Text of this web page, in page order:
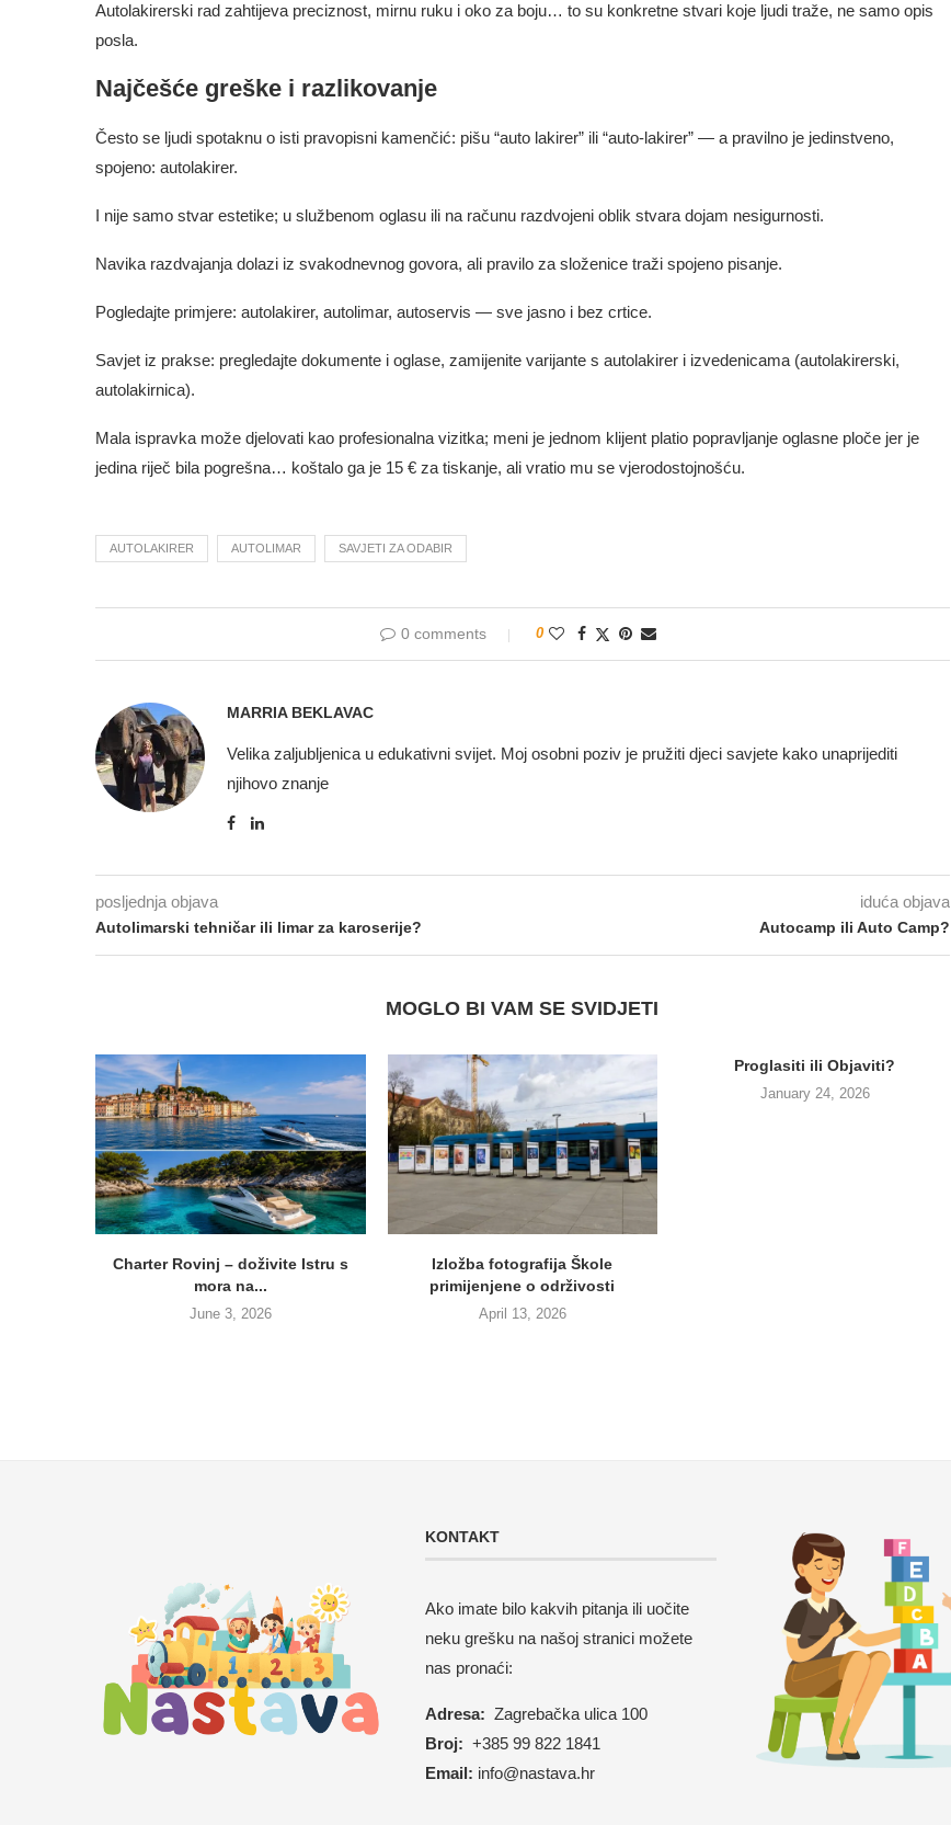
Autolakirerski rad zahtijeva preciznost, mirnu ruku i oko za boju… to su konkretne stvari koje ljudi traže, ne samo opis
posla.
Najčešće greške i razlikovanje
Često se ljudi spotaknu o isti pravopisni kamenčić: pišu “auto lakirer” ili “auto-lakirer” — a pravilno je jedinstveno,
spojeno: autolakirer.
I nije samo stvar estetike; u službenom oglasu ili na računu razdvojeni oblik stvara dojam nesigurnosti.
Navika razdvajanja dolazi iz svakodnevnog govora, ali pravilo za složenice traži spojeno pisanje.
Pogledajte primjere: autolakirer, autolimar, autoservis — sve jasno i bez crtice.
Savjet iz prakse: pregledajte dokumente i oglase, zamijenite varijante s autolakirer i izvedenicama (autolakirerski,
autolakirnica).
Mala ispravka može djelovati kao profesionalna vizitka; meni je jednom klijent platio popravljanje oglasne ploče jer je
jedina riječ bila pogrešna… koštalo ga je 15 € za tiskanje, ali vratio mu se vjerodostojnošću.
AUTOLAKIRER AUTOLIMAR SAVJETI ZA ODABIR
0 comments 0
MARRIA BEKLAVAC
Velika zaljubljenica u edukativni svijet. Moj osobni poziv je pružiti djeci savjete kako unaprijediti
njihovo znanje
posljednja objava
Autolimarski tehničar ili limar za karoserije?
iduća objava
Autocamp ili Auto Camp?
MOGLO BI VAM SE SVIDJETI
Charter Rovinj – doživite Istru s
mora na...
June 3, 2026
Izložba fotografija Škole
primijenjene o održivosti
April 13, 2026
Proglasiti ili Objaviti?
January 24, 2026
KONTAKT
Ako imate bilo kakvih pitanja ili uočite
neku grešku na našoj stranici možete
nas pronaći:
Adresa: Zagrebačka ulica 100
Broj: +385 99 822 1841
Email: info@nastava.hr